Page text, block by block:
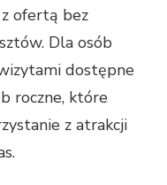
ofertą bez
Dla osób
dostępne
roczne, które
z atrakcji